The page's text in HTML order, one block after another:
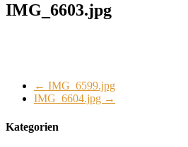
IMG_6603.jpg
← IMG_6599.jpg
IMG_6604.jpg →
Kategorien